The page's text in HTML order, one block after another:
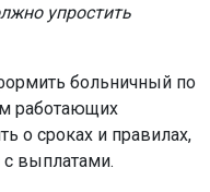
упростить
больничный по
работающих
о сроках и правилах,
выплатами.